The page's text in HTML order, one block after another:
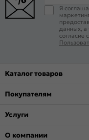
Я
данных,
согласие с
Каталог товаров
Покупателям
Услуги
О компании